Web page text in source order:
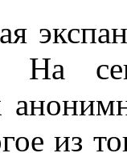
На
из